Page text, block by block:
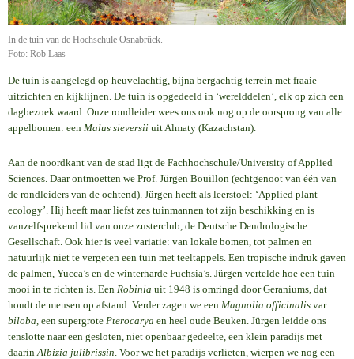
In de tuin van de Hochschule Osnabrück.
Foto: Rob Laas
De tuin is aangelegd op heuvelachtig, bijna bergachtig terrein met fraaie
uitzichten en kijklijnen. De tuin is opgedeeld in ‘werelddelen’, elk op zich een
dagbezoek waard. Onze rondleider wees ons ook nog op de oorsprong van alle
appelbomen: een Malus sieversii uit Almaty (Kazachstan).
Aan de noordkant van de stad ligt de Fachhochschule/University of Applied
Sciences. Daar ontmoetten we Prof. Jürgen Bouillon (echtgenoot van één van
de rondleiders van de ochtend). Jürgen heeft als leerstoel: ‘Applied plant
ecology’. Hij heeft maar liefst zes tuinmannen tot zijn beschikking en is
vanzelfsprekend lid van onze zusterclub, de Deutsche Dendrologische
Gesellschaft. Ook hier is veel variatie: van lokale bomen, tot palmen en
natuurlijk niet te vergeten een tuin met teeltappels. Een tropische indruk gaven
de palmen, Yucca’s en de winterharde Fuchsia’s. Jürgen vertelde hoe een tuin
mooi in te richten is. Een Robinia uit 1948 is omringd door Geraniums, dat
houdt de mensen op afstand. Verder zagen we een Magnolia officinalis var.
biloba, een supergrote Pterocarya en heel oude Beuken. Jürgen leidde ons
tenslotte naar een gesloten, niet openbaar gedeelte, een klein paradijs met
daarin Albizia julibrissin . Voor we het paradijs verlieten, wierpen we nog een